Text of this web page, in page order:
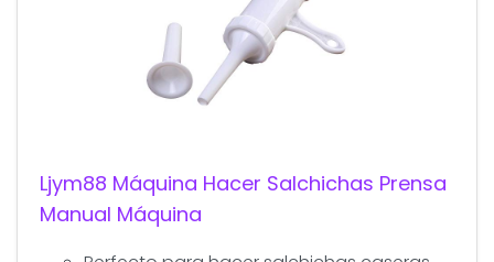
Ljym88 Máquina Hacer Salchichas Prensa
Manual Máquina